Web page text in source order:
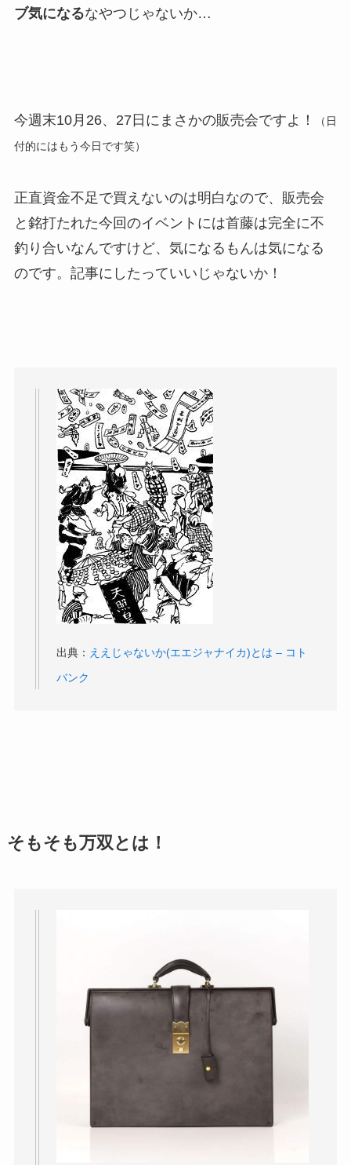
ブ気になるなやつじゃないか…
今週末10月26、27日にまさかの販売会ですよ！
（日
付的にはもう今日です笑）
正直資金不足で買えないのは明白なので、販売会
と銘打たれた今回のイベントには首藤は完全に不
釣り合いなんですけど、気になるもんは気になる
のです。記事にしたっていいじゃないか！
出典： ええじゃないか(エエジャナイカ)とは – コト
バンク
そもそも万双とは！